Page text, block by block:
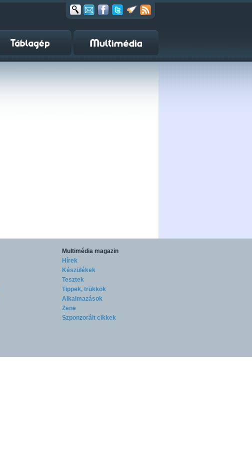
Multimédia magazin
Hírek
Készülékek
Tesztek
Tippek, trükkök
Alkalmazások
Zene
Szponzorált cikkek